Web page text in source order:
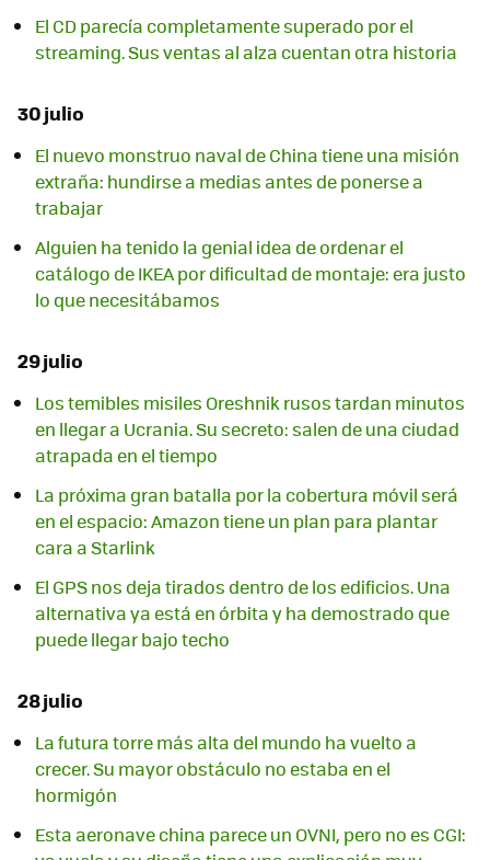
El CD parecía completamente superado por el
streaming. Sus ventas al alza cuentan otra historia
30 julio
El nuevo monstruo naval de China tiene una misión
extraña: hundirse a medias antes de ponerse a
trabajar
Alguien ha tenido la genial idea de ordenar el
catálogo de IKEA por dificultad de montaje: era justo
lo que necesitábamos
29 julio
Los temibles misiles Oreshnik rusos tardan minutos
en llegar a Ucrania. Su secreto: salen de una ciudad
atrapada en el tiempo
La próxima gran batalla por la cobertura móvil será
en el espacio: Amazon tiene un plan para plantar
cara a Starlink
El GPS nos deja tirados dentro de los edificios. Una
alternativa ya está en órbita y ha demostrado que
puede llegar bajo techo
28 julio
La futura torre más alta del mundo ha vuelto a
crecer. Su mayor obstáculo no estaba en el
hormigón
Esta aeronave china parece un OVNI, pero no es CGI: